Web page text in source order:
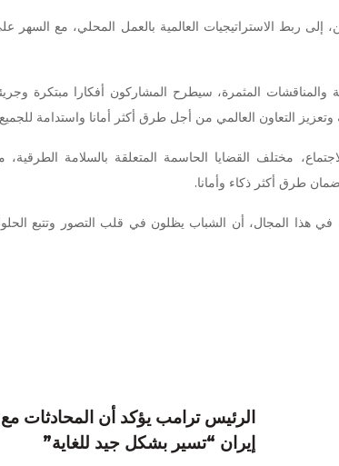
إلى ربط الاستراتيجيات العالمية بالعمل المحلي، مع السهر
والمناقشات المثمرة، سيطرح المشاركون أفكارا مبتكرة
التعاون العالمي من أجل طرق أكثر أمانا واستدامة
مختلف القضايا الحاسمة المتعلقة بالسلامة الطرقية،
طرق أكثر ذكاء وأمانا.
في هذا المجال، أن الشباب يظلون في قلب التصور وتتبع
الرئيس ترامب يؤكد أن المحادثات مع
إيران “تسير بشكل جيد للغاية”